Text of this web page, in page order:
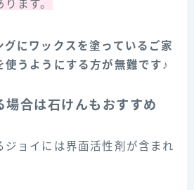
ます。
グにワックスを塗っているご家
使うようにする方が無難です♪
場合は石けんもおすすめ
ジョイには界面活性剤が含まれ